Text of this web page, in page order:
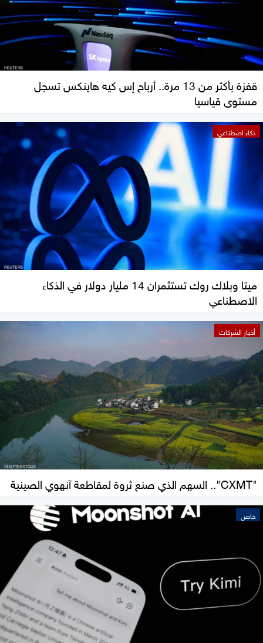
قفزة بأكثر من 13 مرة.. أرباح إس كيه هاينكس تسجل
مستوى قياسيا
ذكاء اصطناعي
ميتا وبلاك روك تستثمران 14 مليار دولار في الذكاء
الاصطناعي
أخبار الشركات
"CXMT".. السهم الذي صنع ثروة لمقاطعة آنهوي الصينية
خاص